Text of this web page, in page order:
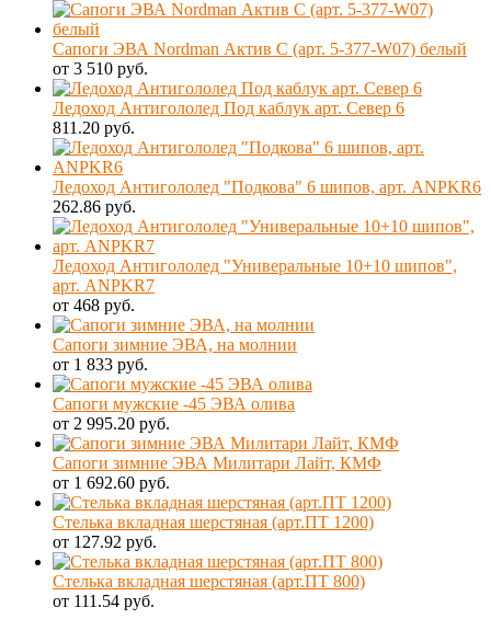
Сапоги ЭВА Nordman Актив С (арт. 5-377-W07) белый
от 3 510 руб.
Ледоход Антигололед Под каблук арт. Север 6
811.20 руб.
Ледоход Антигололед "Подкова" 6 шипов, арт. ANPKR6
262.86 руб.
Ледоход Антигололед "Универальные 10+10 шипов",
арт. ANPKR7
от 468 руб.
Сапоги зимние ЭВА, на молнии
от 1 833 руб.
Сапоги мужские -45 ЭВА олива
от 2 995.20 руб.
Сапоги зимние ЭВА Милитари Лайт, КМФ
от 1 692.60 руб.
Стелька вкладная шерстяная (арт.ПТ 1200)
от 127.92 руб.
Стелька вкладная шерстяная (арт.ПТ 800)
от 111.54 руб.